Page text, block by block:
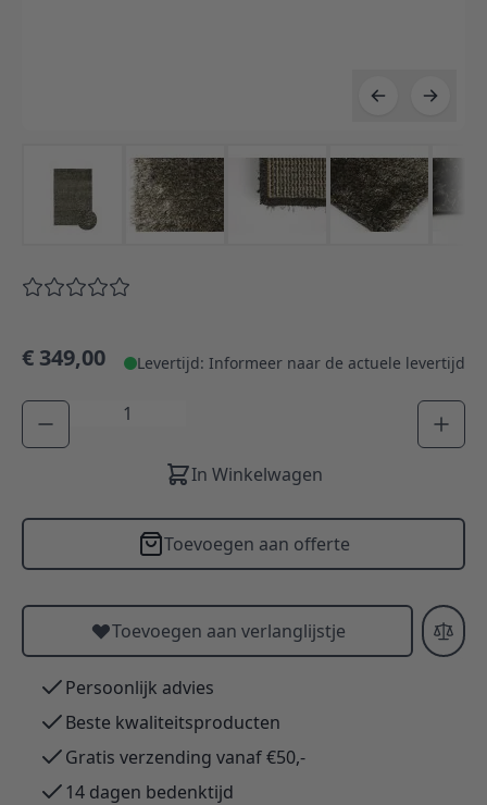
€ 349,00 Levertijd: Informeer naar de actuele levertijd
Aantal
In Winkelwagen
Toevoegen aan offerte
Toevoegen aan verlanglijstje
Persoonlijk advies
Beste kwaliteitsproducten
Gratis verzending vanaf €50,-
14 dagen bedenktijd